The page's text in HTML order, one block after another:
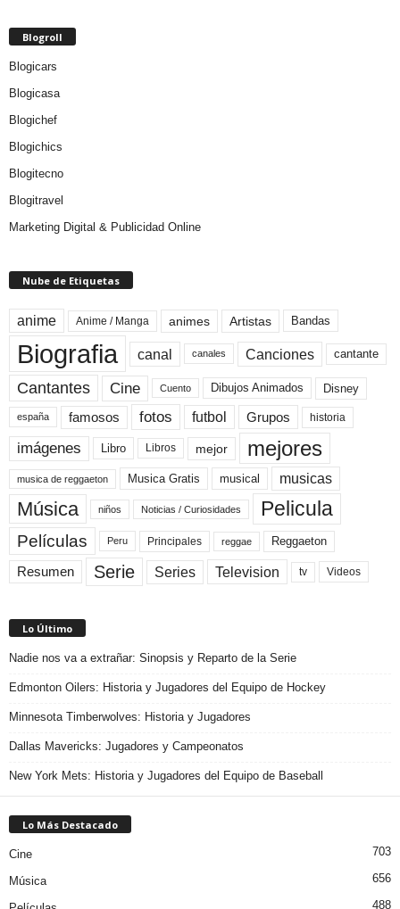
Blogroll
Blogicars
Blogicasa
Blogichef
Blogichics
Blogitecno
Blogitravel
Marketing Digital & Publicidad Online
Nube de Etiquetas
anime Anime / Manga animes Artistas Bandas
Biografia canal canales Canciones cantante
Cantantes Cine Cuento Dibujos Animados Disney
españa famosos fotos futbol Grupos historia
imágenes Libro Libros mejor mejores
musica de reggaeton Musica Gratis musical musicas
Música niños Noticias / Curiosidades Pelicula
Películas Peru Principales reggae Reggaeton
Resumen Serie Series Television tv Videos
Lo Último
Nadie nos va a extrañar: Sinopsis y Reparto de la Serie
Edmonton Oilers: Historia y Jugadores del Equipo de Hockey
Minnesota Timberwolves: Historia y Jugadores
Dallas Mavericks: Jugadores y Campeonatos
New York Mets: Historia y Jugadores del Equipo de Baseball
Lo Más Destacado
Cine 703
Música 656
488